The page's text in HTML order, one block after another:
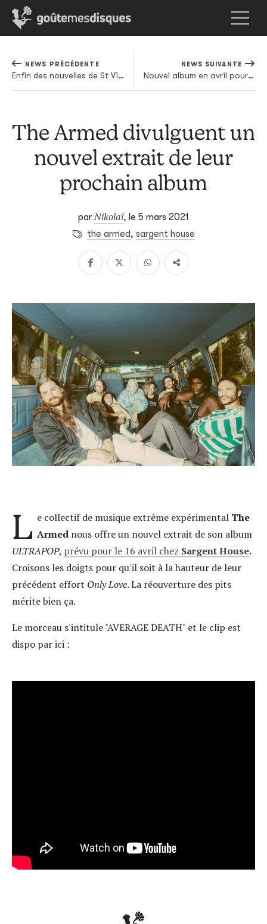
NEWS PRÉCÉDENTE
Enfin des nouvelles de St Vincent !
NEWS SUIVANTE
Nouvel album en avril pour Nathan Roche (Le Villejuif Underground)
The Armed divulguent un
nouvel extrait de leur
prochain album
parNikolaï, le 5 mars 2021
the armed, sargent house
L e collectif de musique extrême expérimental The
Armednous offre un nouvel extrait de son album
ULTRAPOP, prévu pour le 16 avril chez Sargent House.
Croisons les doigts pour qu'il soit à la hauteur de leur
précédent effort Only Love. La réouverture des pits
mérite bien ça.
Le morceau s'intitule "AVERAGE DEATH" et le clip est
dispo par ici :